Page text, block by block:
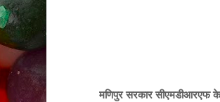
मणिपुर सरकार सीएमडीआरएफ के